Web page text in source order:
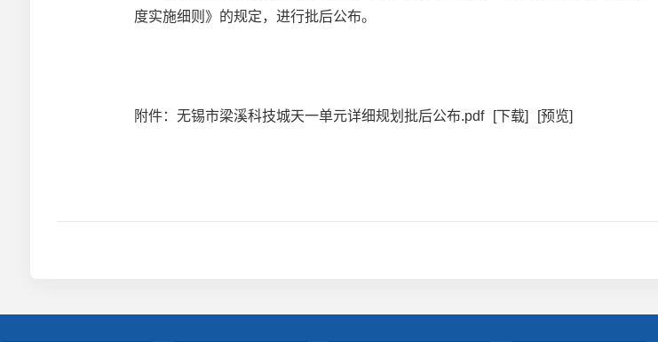
度实施细则》的规定，进行批后公布。
附件：无锡市梁溪科技城天一单元详细规划批后公布.pdf [下载] [预览]